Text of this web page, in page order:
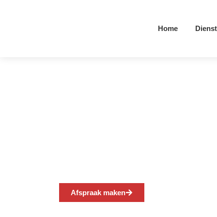
Home
Afspraak maken